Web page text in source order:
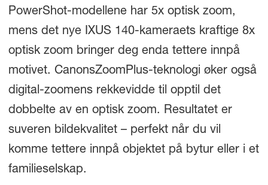
PowerShot-modellene har 5x optisk zoom,
mens det nye IXUS 140-kameraets kraftige 8x
optisk zoom bringer deg enda tettere innpå
motivet. CanonsZoomPlus-teknologi øker også
digital-zoomens rekkevidde til opptil det
dobbelte av en optisk zoom. Resultatet er
suveren bildekvalitet – perfekt når du vil
komme tettere innpå objektet på bytur eller i et
familieselskap.